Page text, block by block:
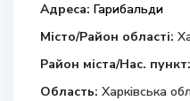
Адреса: Гарибальди
Місто/Район області:
Район міста/Нас. пункт:
Область: Харківська обл